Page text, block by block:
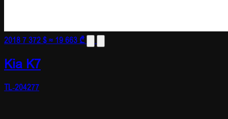
20187 372 $≈ 19 663 ₾
Kia K7
TL-204277